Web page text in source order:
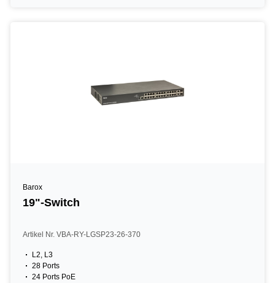
Barox
19"-Switch
Artikel Nr. VBA-RY-LGSP23-26-370
L2, L3
28 Ports
24 Ports PoE